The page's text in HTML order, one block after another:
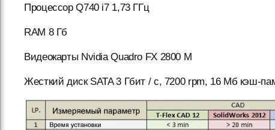
Процессор Q740 i7 1,73 ГГц
RAM 8 Гб
Видеокарты Nvidia Quadro FX 2800 M
Жесткий диск SATA 3 Гбит / с, 7200 rpm, 16 Мб кэш-